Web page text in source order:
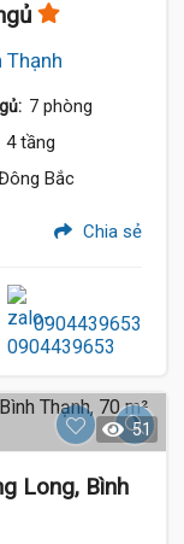
Thạnh
7 phòng
4 tầng
Bắc
Chia sẻ
0904439653
51
Long, Bình